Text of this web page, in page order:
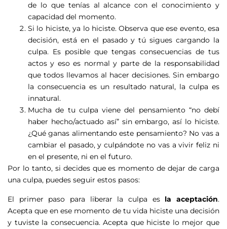
de lo que tenías al alcance con el conocimiento y
capacidad del momento.
Si lo hiciste, ya lo hiciste. Observa que ese evento, esa
decisión, está en el pasado y tú sigues cargando la
culpa. Es posible que tengas consecuencias de tus
actos y eso es normal y parte de la responsabilidad
que todos llevamos al hacer decisiones. Sin embargo
la consecuencia es un resultado natural, la culpa es
innatural.
Mucha de tu culpa viene del pensamiento “no debí
haber hecho/actuado así” sin embargo, así lo hiciste.
¿Qué ganas alimentando este pensamiento? No vas a
cambiar el pasado, y culpándote no vas a vivir feliz ni
en el presente, ni en el futuro.
Por lo tanto, si decides que es momento de dejar de carga
una culpa, puedes seguir estos pasos:
El primer paso para liberar la culpa esla aceptación.
Acepta que en ese momento de tu vida hiciste una decisión
y tuviste la consecuencia. Acepta que hiciste lo mejor que